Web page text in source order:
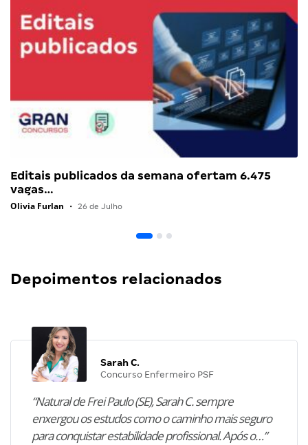
Editais publicados da semana ofertam 6.475
vagas…
Olivia Furlan • 26 de Julho
Depoimentos relacionados
Sarah C.
Concurso Enfermeiro PSF
“Natural de Frei Paulo (SE), Sarah C. sempre
enxergou os estudos como o caminho mais seguro
para conquistar estabilidade profissional. Após o…”